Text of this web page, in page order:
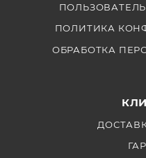
ПОЛИТИКА
ОБРАБОТКА